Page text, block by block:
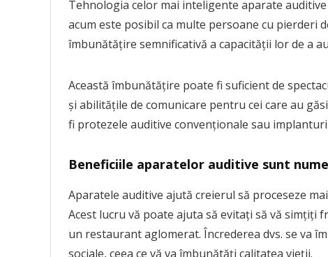
Tehnologia celor mai inteligente aparate
acum este posibil ca multe persoane cu pierderi
îmbunătățire semnificativă a capacității lor de a
Această îmbunătățire poate fi suficient de
și abilitățile de comunicare pentru cei care au
fi protezele auditive convenționale sau
Beneficiile aparatelor auditive sunt
Aparatele auditive ajută creierul să proceseze
Acest lucru vă poate ajuta să evitați să vă
un restaurant aglomerat. Încrederea dvs. se va
sociale, ceea ce vă va îmbunătăți calitatea vieții.